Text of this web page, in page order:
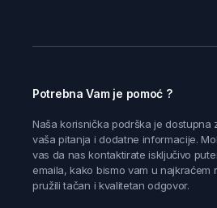
Potrebna Vam je pomoć ?
Naša korisnička podrška je dostupna
vaša pitanja i dodatne informacije.
vas da nas kontaktirate isključivo
emaila, kako bismo vam u najkraćem
pružili tačan i kvalitetan odgovor.